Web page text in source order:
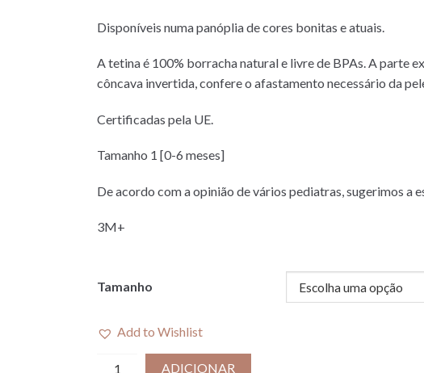
Disponíveis numa panóplia de cores bonitas e atuais.
A tetina é 100% borracha natural e livre de BPAs. A parte
côncava invertida, confere o afastamento necessário da
Certificadas pela UE.
Tamanho 1 [0-6 meses]
De acordo com a opinião de vários pediatras, sugerimos a
3M+
Tamanho
Add to Wishlist
QuantidadeADICIONAR